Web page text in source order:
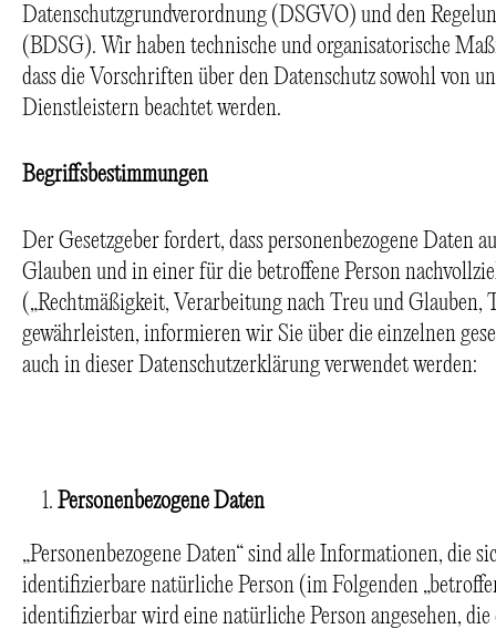
Datenschutzgrundverordnung (DSGVO) und den
(BDSG). Wir haben technische und organisatorische
dass die Vorschriften über den Datenschutz sowohl von
Dienstleistern beachtet werden.
Begriffsbestimmungen
Der Gesetzgeber fordert, dass personenbezogene Daten
Glauben und in einer für die betroffene Person
(„Rechtmäßigkeit, Verarbeitung nach Treu und Glauben,
gewährleisten, informieren wir Sie über die einzelnen
auch in dieser Datenschutzerklärung verwendet werden:
Personenbezogene Daten
„Personenbezogene Daten“ sind alle Informationen, die
identifizierbare natürliche Person (im Folgenden
identifizierbar wird eine natürliche Person angesehen,